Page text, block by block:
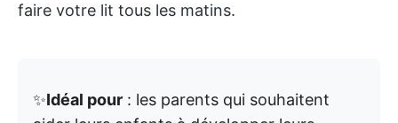
faire votre lit tous les matins.
✨Idéal pour : les parents qui souhaitent